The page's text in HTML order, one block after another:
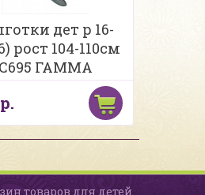
дет р 16-
рост 104-110см
С695 ГАММА
товаров для детей